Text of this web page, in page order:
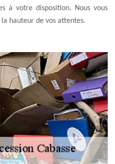
à votre disposition. Nous vous
hauteur de vos attentes.